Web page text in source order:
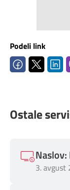
Putuj
Podeli link
Ostale
3. avgust